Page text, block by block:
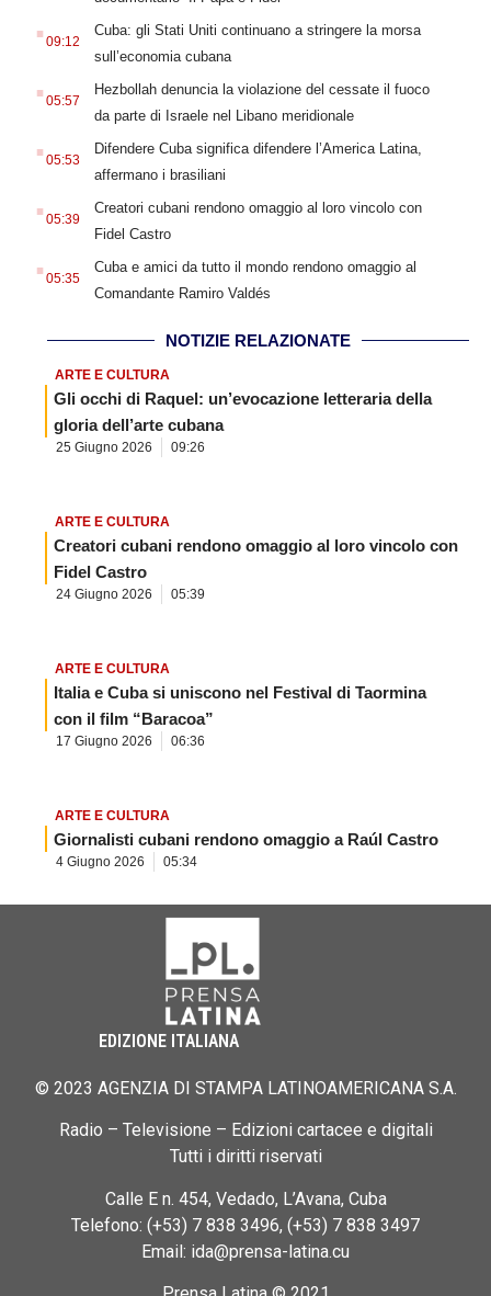
. 09:12
Cuba: gli Stati Uniti continuano a stringere la morsa
sull’economia cubana
. 05:57
Hezbollah denuncia la violazione del cessate il fuoco
da parte di Israele nel Libano meridionale
. 05:53
Difendere Cuba significa difendere l’America Latina,
affermano i brasiliani
. 05:39
Creatori cubani rendono omaggio al loro vincolo con
Fidel Castro
. 05:35
Cuba e amici da tutto il mondo rendono omaggio al
Comandante Ramiro Valdés
NOTIZIE RELAZIONATE
ARTE E CULTURA
Gli occhi di Raquel: un’evocazione letteraria della
gloria dell’arte cubana
25 Giugno 2026 09:26
ARTE E CULTURA
Creatori cubani rendono omaggio al loro vincolo con
Fidel Castro
24 Giugno 2026 05:39
ARTE E CULTURA
Italia e Cuba si uniscono nel Festival di Taormina
con il film “Baracoa”
17 Giugno 2026 06:36
ARTE E CULTURA
Giornalisti cubani rendono omaggio a Raúl Castro
4 Giugno 2026 05:34
EDIZIONE ITALIANA
© 2023 AGENZIA DI STAMPA LATINOAMERICANA S.A.
Radio – Televisione – Edizioni cartacee e digitali
Tutti i diritti riservati
Calle E n. 454, Vedado, L’Avana, Cuba
Telefono: (+53) 7 838 3496, (+53) 7 838 3497
Email: ida@prensa-latina.cu